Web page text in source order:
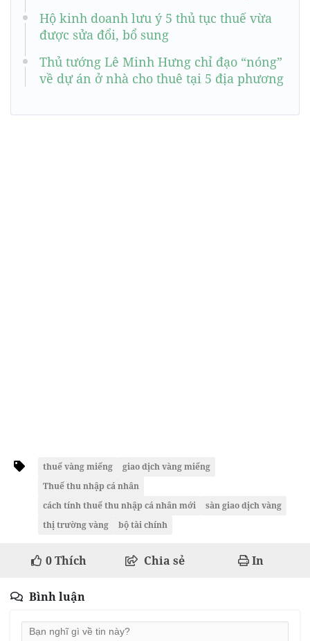
Hộ kinh doanh lưu ý 5 thủ tục thuế vừa
được sửa đổi, bổ sung
Thủ tướng Lê Minh Hưng chỉ đạo “nóng”
về dự án ở nhà cho thuê tại 5 địa phương
thuế vàng miếng
giao dịch vàng miếng
Thuế thu nhập cá nhân
cách tính thuế thu nhập cá nhân mới
sàn giao dịch vàng
thị trường vàng
bộ tài chính
0Thích Chia sẻ In
Bình luận